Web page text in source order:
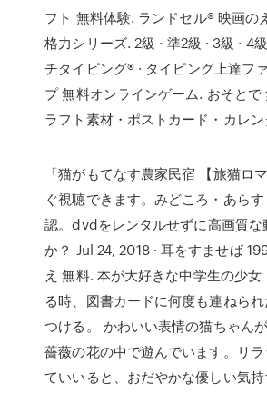
フト 無料体験. ランドセル® 映画の
格力シリーズ. 2級 · 準2級 · 3級 · 4
チタイピング® · タイピング上達フ
プ 無料オンラインゲーム. おそとで
ラフト素材・ポストカード・カレ
「猫がもてなす農家民宿 【旅猫ロ
ぐ視聴できます。みどころ・あら
認。dvdをレンタルせずに高画質な
か？ Jul 24, 2018 · 耳をすませば
え 無料. 本が大好きな中学生の少女
る時、図書カードに何度も連ねら
つける。 かわいい表情の猫ちゃん
薔薇の花の中で遊んでいます。リ
ていいると、おだやかな優しい気